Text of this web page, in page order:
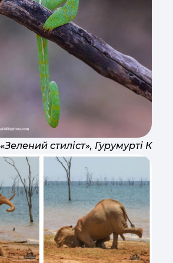
«Зелений стиліст», Гурумурті К